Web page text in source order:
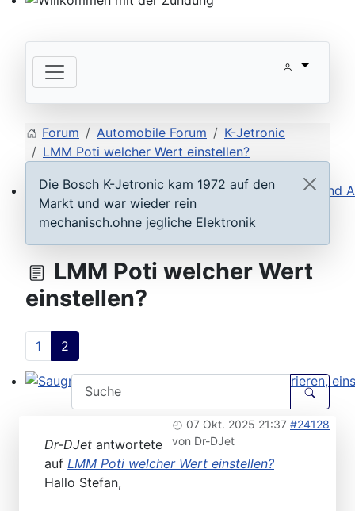
Steuergeräte D-Jetronic & KE-Jetronic: Prüfen und
Saugrohrdruckfühler Typ 1-3: Testen, reparieren,
Forum Automobile Forum
K-Jetronic
LMM Poti welcher Wert einstellen?
Die Bosch K-Jetronic kam 1972 auf den
Markt und war wieder rein
mechanisch.ohne jegliche Elektronik
LMM Poti welcher Wert
einstellen?
1 2
07 Okt. 2025 21:37 #24128
von Dr-DJet
Dr-DJet antwortete
auf LMM Poti welcher Wert einstellen?
Hallo Stefan,